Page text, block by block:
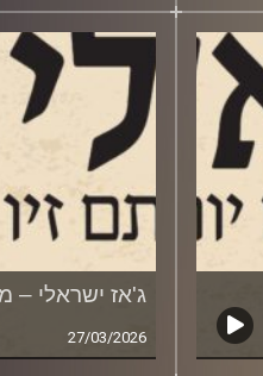
ג'אז ישראלי –
27/03/2026